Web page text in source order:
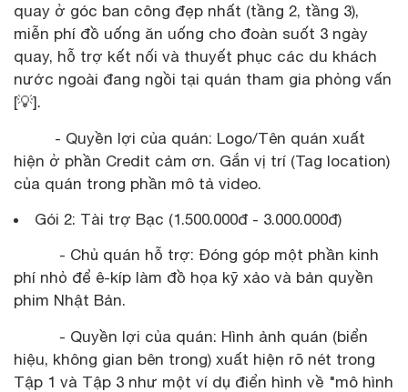
quay ở góc ban công đẹp nhất (tầng 2, tầng 3),
miễn phí đồ uống ăn uống cho đoàn suốt 3 ngày
quay, hỗ trợ kết nối và thuyết phục các du khách
nước ngoài đang ngồi tại quán tham gia phỏng vấn
[💡].
- Quyền lợi của quán: Logo/Tên quán xuất
hiện ở phần Credit cảm ơn. Gắn vị trí (Tag location)
của quán trong phần mô tả video.
Gói 2: Tài trợ Bạc (1.500.000đ - 3.000.000đ)
- Chủ quán hỗ trợ: Đóng góp một phần kinh
phí nhỏ để ê-kíp làm đồ họa kỹ xảo và bản quyền
phim Nhật Bản.
- Quyền lợi của quán: Hình ảnh quán (biển
hiệu, không gian bên trong) xuất hiện rõ nét trong
Tập 1 và Tập 3 như một ví dụ điển hình về "mô hình